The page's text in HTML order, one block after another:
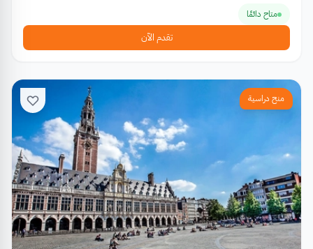
متاح دائمًا
تقدم الآن
منح دراسية